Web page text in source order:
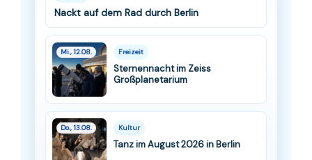
Nackt auf dem Rad durch Berlin
Mi., 12.08. Freizeit
Sternennacht im Zeiss
Großplanetarium
Do., 13.08. Kultur
Tanz im August 2026 in Berlin